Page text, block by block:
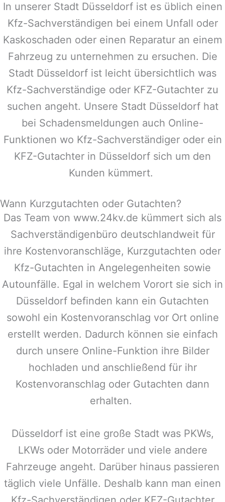
In unserer Stadt Düsseldorfist es üblich einen
Kfz-Sachverständigen bei einem Unfall oder
Kaskoschaden oder einen Reparatur an einem
Fahrzeug zu unternehmen zu ersuchen. Die
Stadt Düsseldorf ist leicht übersichtlich was
Kfz-Sachverständige oder KFZ-Gutachter zu
suchen angeht. Unsere Stadt Düsseldorfhat
bei Schadensmeldungen auch Online-
Funktionen wo Kfz-Sachverständiger oder ein
KFZ-Gutachter in Düsseldorf sich um den
Kunden kümmert.
Wann Kurzgutachten oder Gutachten?
Das Team von www.24kv.de kümmert sich als
Sachverständigenbüro deutschlandweit für
ihre Kostenvoranschläge, Kurzgutachten oder
Kfz-Gutachten in Angelegenheiten sowie
Autounfälle. Egal in welchem Vorort sie sich in
Düsseldorf befinden kann ein Gutachten
sowohl ein Kostenvoranschlag vor Ort online
erstellt werden. Dadurch können sie einfach
durch unsere Online-Funktion ihre Bilder
hochladen und anschließend für ihr
Kostenvoranschlag oder Gutachten dann
erhalten.
Düsseldorfist eine große Stadt was PKWs,
LKWs oder Motorräder und viele andere
Fahrzeuge angeht. Darüber hinaus passieren
täglich viele Unfälle. Deshalb kann man einen